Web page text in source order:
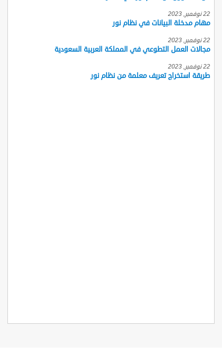
22 نوفمبر, 2023
مهام مدخلة البيانات في نظام نور
22 نوفمبر, 2023
مجالات العمل التطوعي في المملكة العربية السعودية
22 نوفمبر, 2023
طريقة استخراج تعريف معلمة من نظام نور